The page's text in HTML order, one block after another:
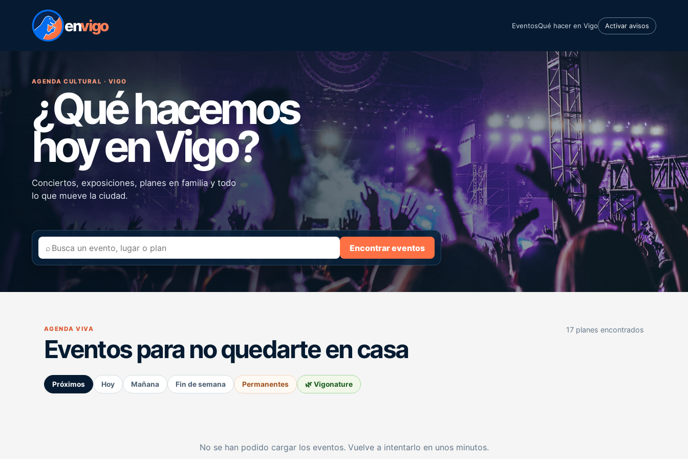
envigo EventosQué hacer en Vigo Activar avisos
AGENDA CULTURAL · VIGO
¿Qué hacemos
hoy en Vigo?
Conciertos, exposiciones, planes en familia y todo
lo que mueve la ciudad.
⌕ Encontrar eventos
AGENDA VIVA
Eventos para no quedarte en casa
17 planes encontrados
Próximos Hoy Mañana Fin de semana Permanentes 🌿 Vigonature
No se han podido cargar los eventos. Vuelve a intentarlo en unos minutos.